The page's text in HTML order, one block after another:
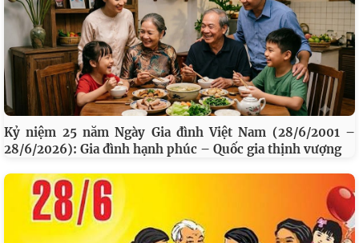
Kỷ niệm 25 năm Ngày Gia đình Việt Nam (28/6/2001 –
28/6/2026): Gia đình hạnh phúc – Quốc gia thịnh vượng